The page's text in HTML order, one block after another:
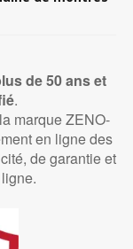
de 50 ans et
.
marque ZENO-
en ligne des
de garantie et